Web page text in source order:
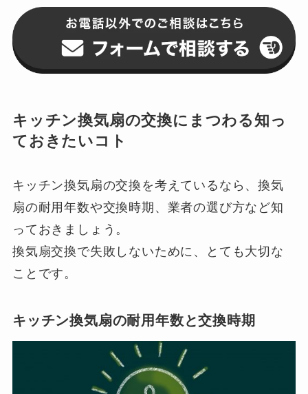
キッチン換気扇の交換にまつわる知っ
ておきたいコト
キッチン換気扇の交換を考えているなら、換気
扇の耐用年数や交換時期、業者の選び方など知
っておきましょう。
換気扇交換で失敗しないために、とても大切な
ことです。
キッチン換気扇の耐用年数と交換時期